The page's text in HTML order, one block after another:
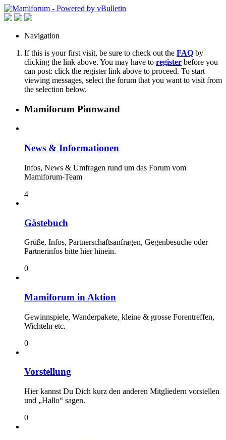
Navigation
If this is your first visit, be sure to check out the FAQ by
clicking the link above. You may have to register before you
can post: click the register link above to proceed. To start
viewing messages, select the forum that you want to visit from
the selection below.
Mamiforum Pinnwand
News & Informationen
Infos, News & Umfragen rund um das Forum vom
Mamiforum-Team
4
Gästebuch
Grüße, Infos, Partnerschaftsanfragen, Gegenbesuche oder
Partnerinfos bitte hier hinein.
0
Mamiforum in Aktion
Gewinnspiele, Wanderpakete, kleine & grosse Forentreffen,
Wichteln etc.
0
Vorstellung
Hier kannst Du Dich kurz den anderen Mitgliedern vorstellen
und „Hallo“ sagen.
0